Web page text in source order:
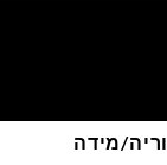
מידה